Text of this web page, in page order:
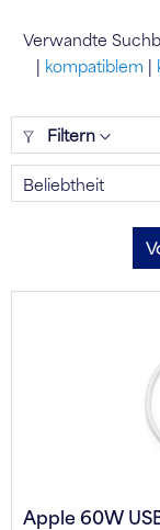
Verwandte
| kompatiblem |
Filtern
Apple 60W